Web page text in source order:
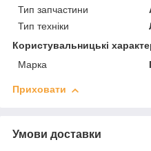
Тип запчастини
Тип техніки
Користувальницькі
Марка
Приховати
Умови доставки